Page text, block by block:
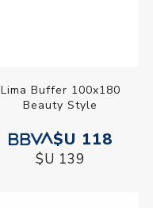
Lima Buffer 100x180
Beauty Style
$U 118
$U 139